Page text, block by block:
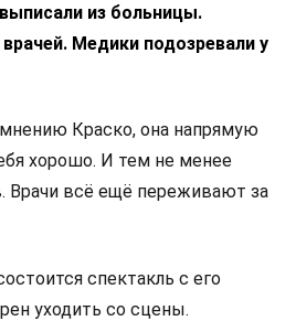
из больницы.
Медики подозревали у
мнению Краско, она напрямую
хорошо. И тем не менее
Врачи всё ещё переживают за
спектакль с его
уходить со сцены.